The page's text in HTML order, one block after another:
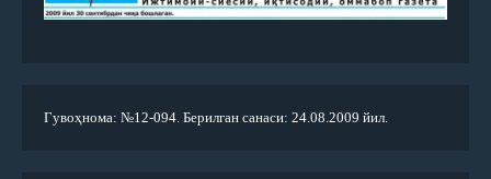
Гувоҳнома: №12-094. Берилган санаси: 24.08.2009 йил.